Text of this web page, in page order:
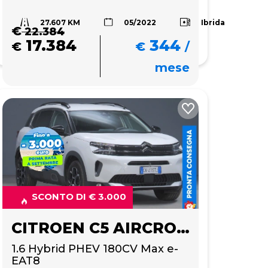
27.607 KM 05/2022 Ibrida
€22.384
€ 17.384 € 344 /
mese
SCONTO DI € 3.000
CITROEN C5 AIRCROSS
1.6 Hybrid PHEV 180CV Max e-
EAT8